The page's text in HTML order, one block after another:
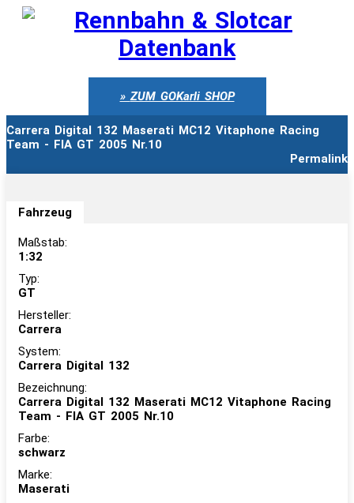
ZUM GOKarli SHOP
Carrera Digital 132 Maserati MC12 Vitaphone Racing
Team - FIA GT 2005 Nr.10
Permalink
Fahrzeug
Maßstab:
1:32
Typ:
GT
Hersteller:
Carrera
System:
Carrera Digital 132
Bezeichnung:
Carrera Digital 132 Maserati MC12 Vitaphone Racing
Team - FIA GT 2005 Nr.10
Farbe:
schwarz
Marke:
Maserati